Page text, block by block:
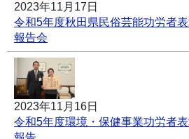
2023年11月17日
令和5年度秋田県民俗芸能功労者
報告会
2023年11月16日
令和5年度環境・保健事業功労者